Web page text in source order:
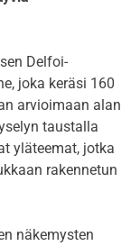
Delfoi-
joka keräsi 160
arvioimaan alan
taustalla
yläteemat, jotka
rakennetun
näkemysten